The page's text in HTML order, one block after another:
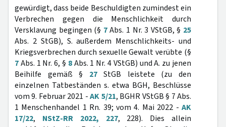
gewürdigt, dass beide Beschuldigten zumindest ein
Verbrechen gegen die Menschlichkeit durch
Versklavung begingen (§ 7Abs. 1 Nr. 3 VStGB, § 25
Abs. 2 StGB), S. außerdem Menschlichkeits- und
Kriegsverbrechen durch sexuelle Gewalt verübte (§
7Abs. 1 Nr. 6, § 8Abs. 1 Nr. 4 VStGB) und A. zu jenen
Beihilfe gemäß § 27StGB leistete (zu den
einzelnen Tatbeständen s. etwa BGH, Beschlüsse
vom 9. Februar 2021 -AK 5/21, BGHR VStGB § 7 Abs.
1 Menschenhandel 1 Rn. 39; vom 4. Mai 2022 - AK
17/22, NStZ-RR 2022, 227, 228). Dies allein